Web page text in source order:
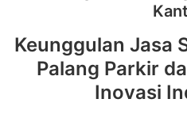
Keunggulan Jasa
Palang Parkir
Inovasi